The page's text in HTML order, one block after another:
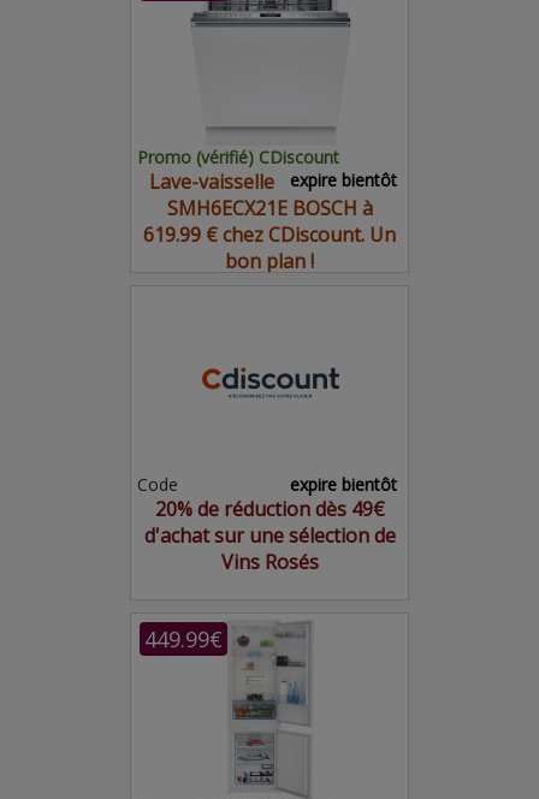
Promo (vérifié) CDiscount
expire bientôt
Lave-vaisselle
SMH6ECX21E BOSCH à
619.99 € chez CDiscount. Un
bon plan !
Code expire bientôt
20% de réduction dès 49€
d'achat sur une sélection de
Vins Rosés
449.99€